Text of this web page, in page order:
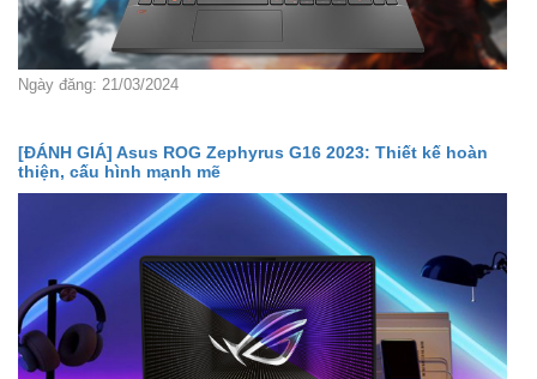
Ngày đăng: 21/03/2024
[ĐÁNH GIÁ] Asus ROG Zephyrus G16 2023: Thiết kế hoàn
thiện, cấu hình mạnh mẽ